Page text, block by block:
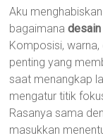
Aku
bagaimanadesain
Komposisi,
penting yang
saat menangkap
mengatur titik
Rasanya sama
masukkan